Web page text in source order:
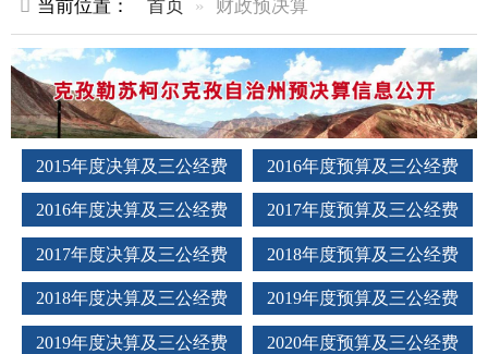
2015年度决算及三公经费 2016年度预算及三公经费
2016年度决算及三公经费 2017年度预算及三公经费
2017年度决算及三公经费 2018年度预算及三公经费
2018年度决算及三公经费 2019年度预算及三公经费
2019年度决算及三公经费 2020年度预算及三公经费